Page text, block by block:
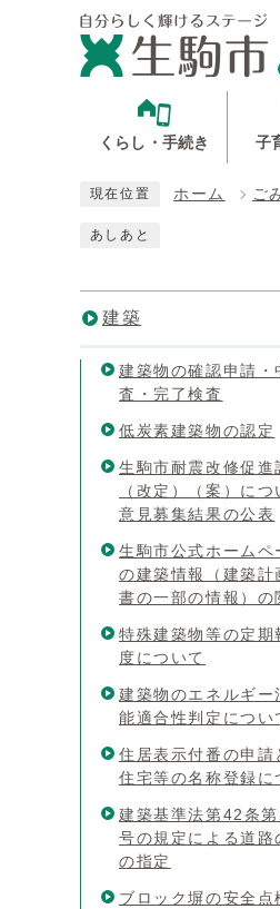
くらし・手続き 子
現在位置 ホーム ご
あしあと
建築
建築物の確認申請・
査・完了検査
低炭素建築物の認定
生駒市耐震改修促進
（改定）（案）につ
意見募集結果の公表
生駒市公式ホームペ
の建築情報（建築計
書の一部の情報）の
特殊建築物等の定期
度について
建築物のエネルギー
能適合性判定につい
住居表示付番の申請
住宅等の名称登録に
建築基準法第42条
号の規定による道路
の指定
ブロック塀の安全点